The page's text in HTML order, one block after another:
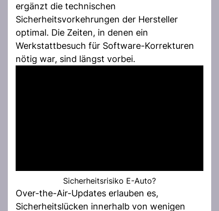
ergänzt die technischen
Sicherheitsvorkehrungen der Hersteller
optimal. Die Zeiten, in denen ein
Werkstattbesuch für Software-Korrekturen
nötig war, sind längst vorbei.
Sicherheitsrisiko E-Auto?
Over-the-Air-Updates erlauben es,
Sicherheitslücken innerhalb von wenigen